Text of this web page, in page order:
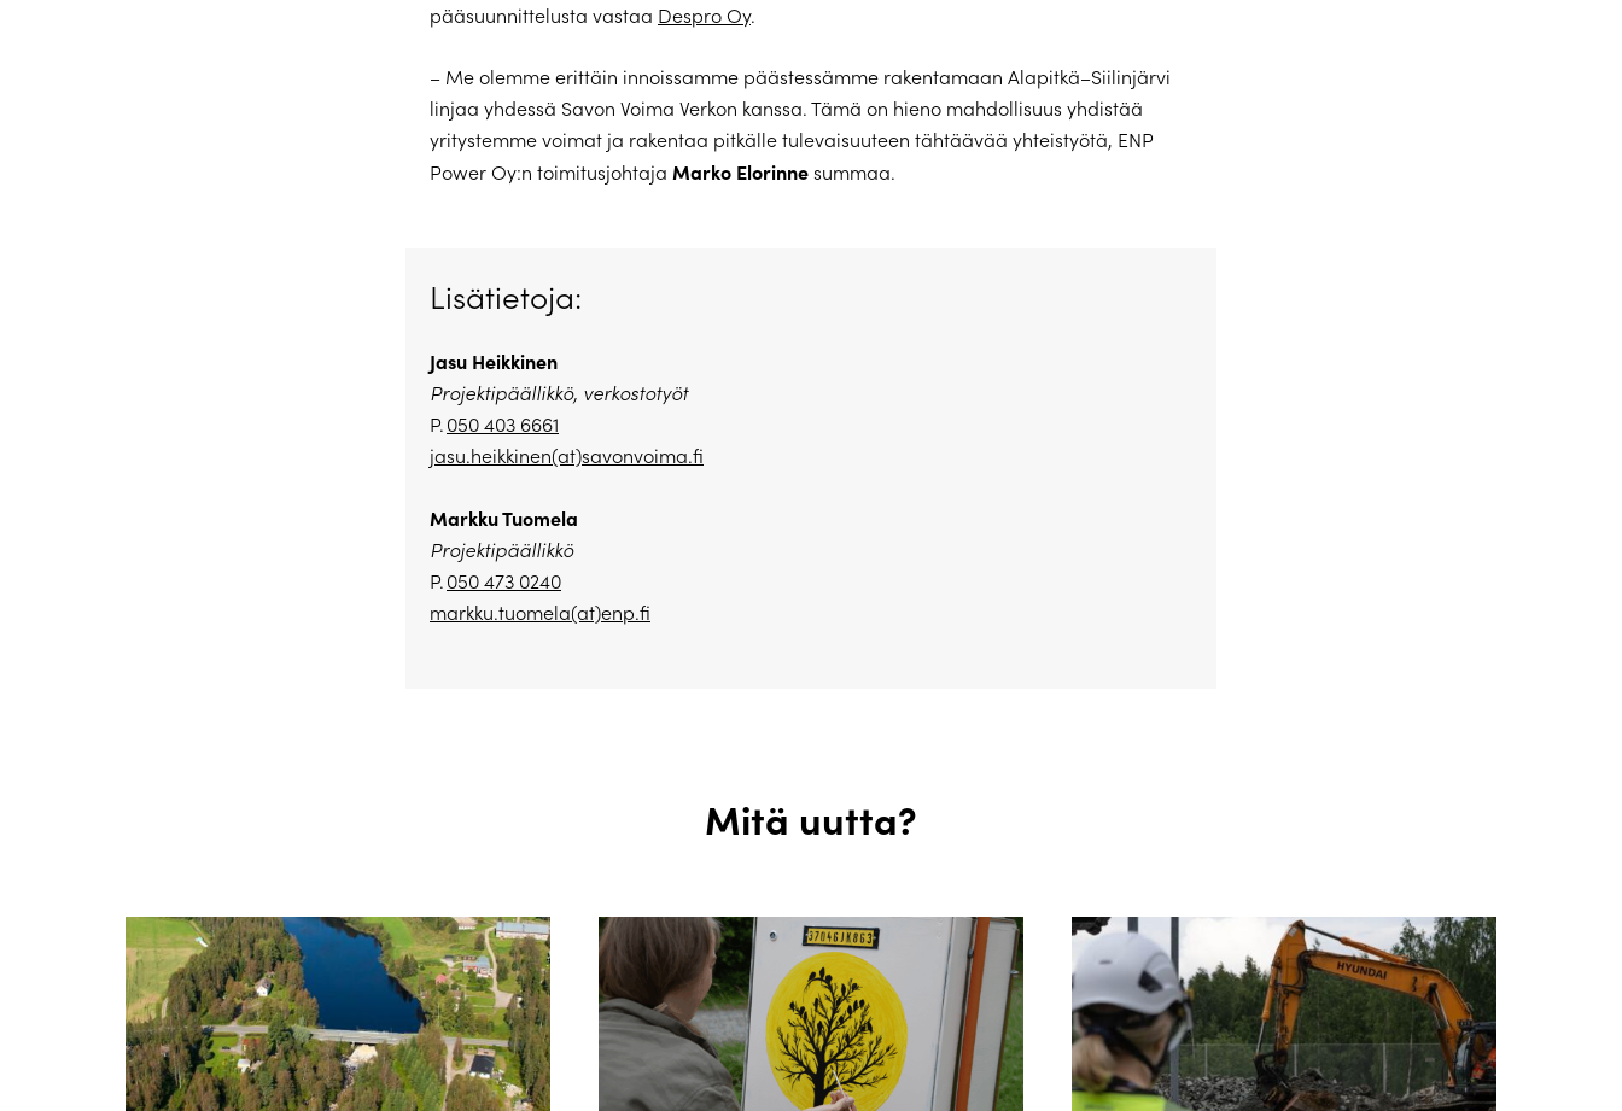
pääsuunnittelusta vastaa Despro Oy.
– Me olemme erittäin innoissamme päästessämme rakentamaan Alapitkä–Siilinjärvi
linjaa yhdessä Savon Voima Verkon kanssa. Tämä on hieno mahdollisuus yhdistää
yritystemme voimat ja rakentaa pitkälle tulevaisuuteen tähtäävää yhteistyötä, ENP
Power Oy:n toimitusjohtaja Marko Elorinnesummaa.
Lisätietoja:
Jasu Heikkinen
Projektipäällikkö, verkostotyöt
P.050 403 6661
jasu.heikkinen(at)savonvoima.fi
Markku Tuomela
Projektipäällikkö
P.050 473 0240
markku.tuomela(at)enp.fi
Mitä uutta?